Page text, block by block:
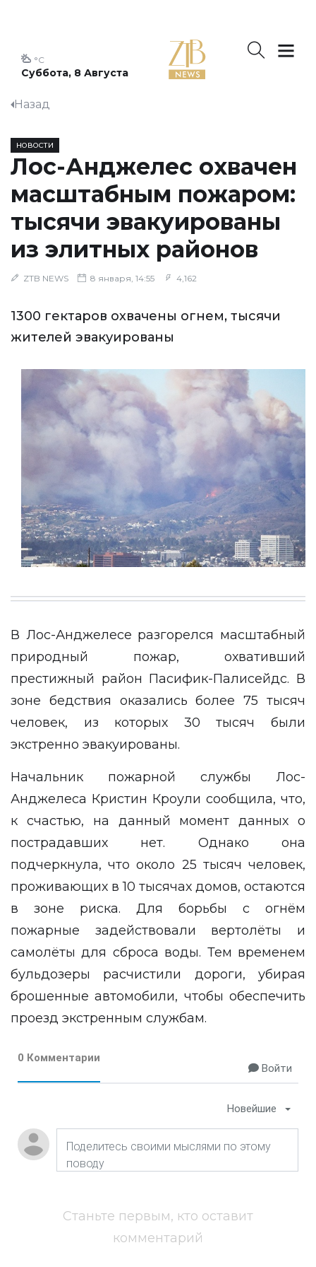
Суббота, 8 Августа
°C
Назад
НОВОСТИ
Лос-Анджелес охвачен
масштабным пожаром:
тысячи эвакуированы
из элитных районов
ZTB NEWS 8 января, 14:55 4,162
1300 гектаров охвачены огнем, тысячи
жителей эвакуированы
В Лос-Анджелесе разгорелся масштабный
природный пожар, охвативший
престижный район Пасифик-Палисейдс. В
зоне бедствия оказались более 75 тысяч
человек, из которых 30 тысяч были
экстренно эвакуированы.
Начальник пожарной службы Лос-
Анджелеса Кристин Кроули сообщила, что,
к счастью, на данный момент данных о
пострадавших нет. Однако она
подчеркнула, что около 25 тысяч человек,
проживающих в 10 тысячах домов, остаются
в зоне риска. Для борьбы с огнём
пожарные задействовали вертолёты и
самолёты для сброса воды. Тем временем
бульдозеры расчистили дороги, убирая
брошенные автомобили, чтобы обеспечить
проезд экстренным службам.
0 Комментарии
Войти
Новейшие
Станьте первым, кто оставит
комментарий